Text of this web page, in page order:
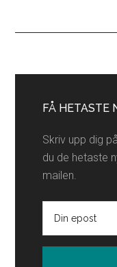
sidofält
FÅ HETASTE
Skriv upp dig
du de hetaste
mailen.